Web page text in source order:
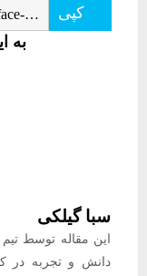
کپی
https://www.didnegar.com/mag/best-face-photo-editing-app-for-iphone-and-android/
به
سبا گیلکی
این مقاله توسط
دانش و تجربه در